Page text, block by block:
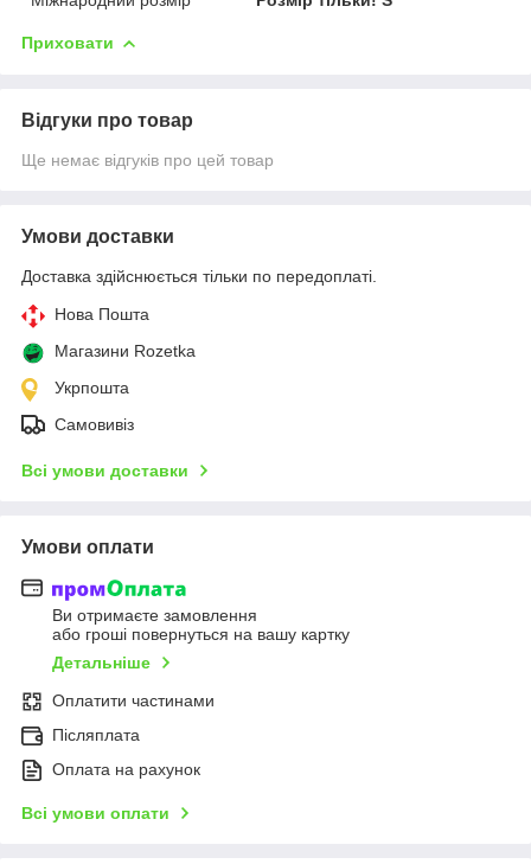
Приховати
Відгуки про товар
Ще немає відгуків про цей товар
Умови доставки
Доставка здійснюється тільки по передоплаті.
Нова Пошта
Магазини Rozetka
Укрпошта
Самовивіз
Всі умови доставки
Умови оплати
Ви отримаєте замовлення
або гроші повернуться на вашу картку
Детальніше
Оплатити частинами
Післяплата
Оплата на рахунок
Всі умови оплати